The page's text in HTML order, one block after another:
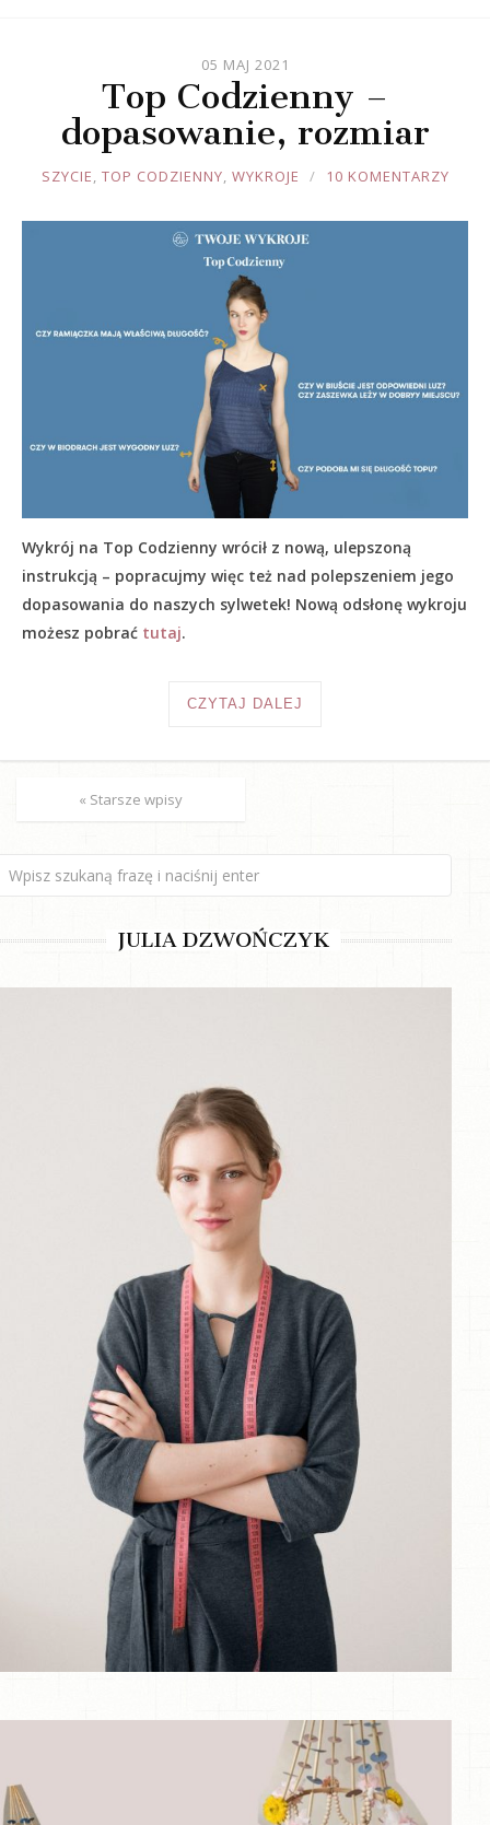
05 MAJ 2021
Top Codzienny –
dopasowanie, rozmiar
JOULE
SZYCIE, TOP CODZIENNY, WYKROJE 10 KOMENTARZY
Wykrój na Top Codzienny wrócił z nową, ulepszoną
instrukcją – popracujmy więc też nad polepszeniem jego
dopasowania do naszych sylwetek! Nową odsłonę wykroju
możesz pobrać tutaj.
CZYTAJ DALEJ
« Starsze wpisy
JULIA DZWOŃCZYK